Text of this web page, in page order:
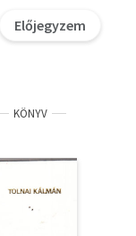
Előjegyzem
KÖNYV